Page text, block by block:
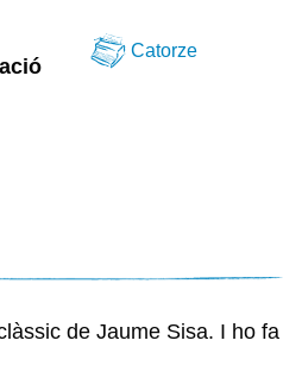
Catorze
de Jaume Sisa. I ho fa